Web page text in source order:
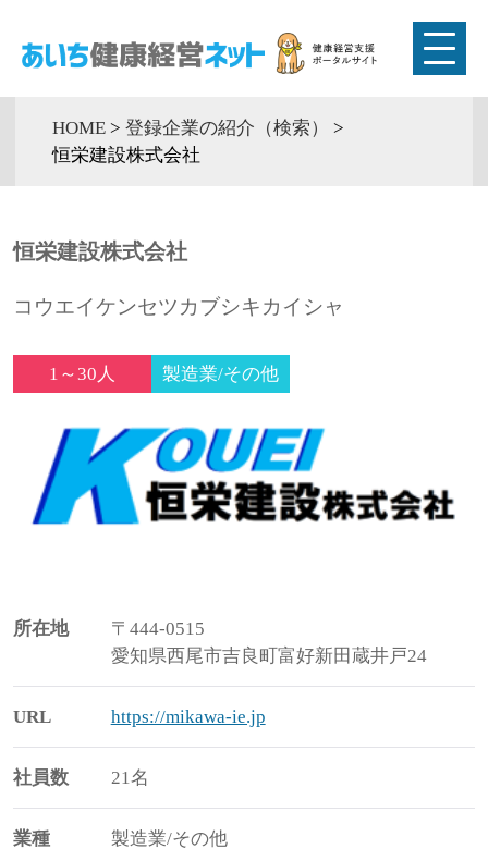
HOME > 登録企業の紹介（検索）
>
恒栄建設株式会社
恒栄建設株式会社
コウエイケンセツカブシキカイシャ
1～30人 製造業/その他
所在地
〒444-0515
愛知県西尾市吉良町富好新田蔵井戸24
URL https://mikawa-ie.jp
社員数 21名
業種 製造業/その他